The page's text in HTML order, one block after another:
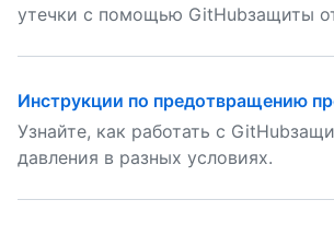
утечки с помощью GitHubзащиты
Инструкции по предотвращению
Узнайте, как работать с
давления в разных условиях.